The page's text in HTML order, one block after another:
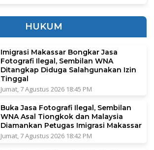
HUKUM
Imigrasi Makassar Bongkar Jasa
Fotografi Ilegal, Sembilan WNA
Ditangkap Diduga Salahgunakan Izin
Tinggal
Jumat, 7 Agustus 2026 18:45 PM
Buka Jasa Fotografi Ilegal, Sembilan
WNA Asal Tiongkok dan Malaysia
Diamankan Petugas Imigrasi Makassar
Jumat, 7 Agustus 2026 18:42 PM